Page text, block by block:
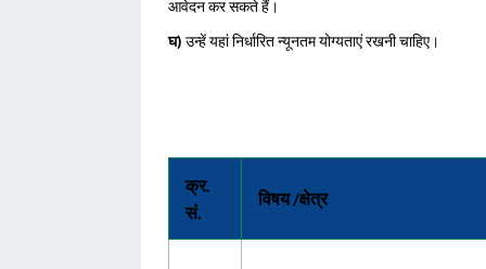
आवेदन कर सकते हैं।
घ) उन्हें यहां निर्धारित न्यूनतम योग्यताएं रखनी चाहिए।
क्र.
सं.
विषय /क्षेत्र